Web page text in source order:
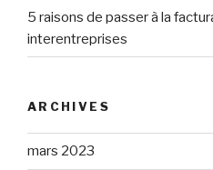
5 raisons de passer à la
interentreprises
ARCHIVES
mars 2023